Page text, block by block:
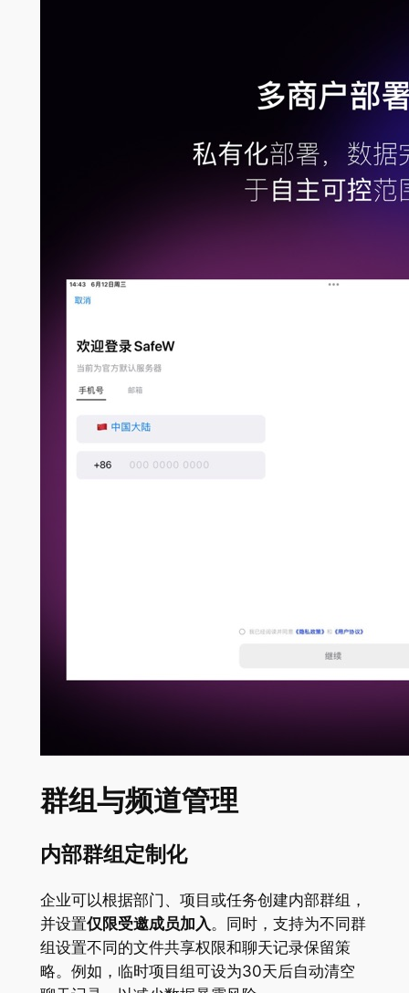
群组与频道管理
内部群组定制化
企业可以根据部门、项目或任务创建内部群组，
并设置仅限受邀成员加入。同时，支持为不同群
组设置不同的文件共享权限和聊天记录保留策
略。例如，临时项目组可设为30天后自动清空